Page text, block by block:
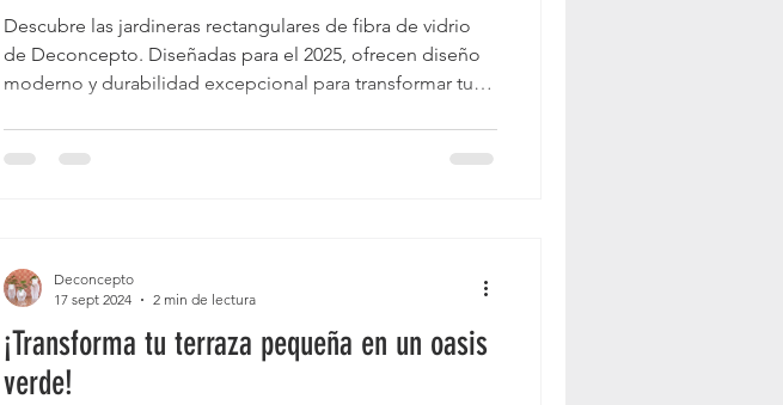
Descubre las jardineras rectangulares de fibra de vidrio
de Deconcepto. Diseñadas para el 2025, ofrecen diseño
moderno y durabilidad excepcional para transformar tus
¡Transforma tu terraza pequeña en un oasis
verde!
Deconcepto
17 sept 2024
2 min de lectura